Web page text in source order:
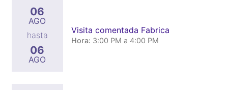
06
AGO
hasta
06
AGO
Visita comentada Fabrica
Hora: 3:00 PM a 4:00 PM